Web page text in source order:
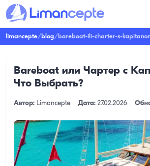
limancepte/blog/bareboat-ili-charter-s-
Bareboat или Чартер с
Что Выбрать?
Автор: Limancepte Дата: 27.02.2026